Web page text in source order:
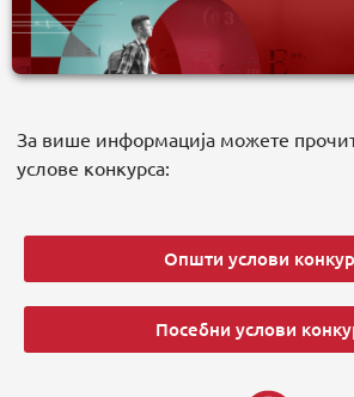
За више информација можете
услове конкурса:
Општи услови
Посебни услови